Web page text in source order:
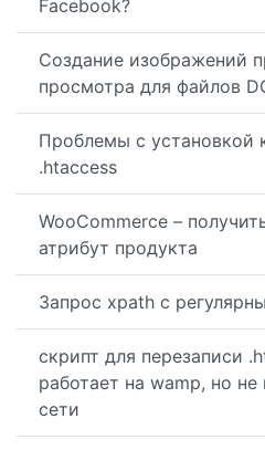
Facebook?
Создание изображений
просмотра для файлов
Проблемы с установкой
.htaccess
WooCommerce –
атрибут продукта
Запрос xpath с
скрипт для перезаписи
работает на wamp, но
сети